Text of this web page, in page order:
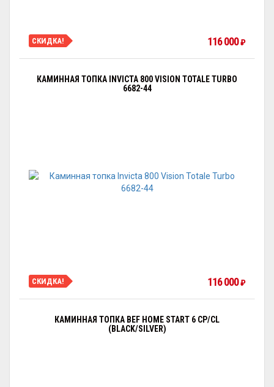
СКИДКА! 116 000₽
КАМИННАЯ ТОПКА INVICTA 800 VISION TOTALE TURBO
6682-44
СКИДКА! 116 000₽
КАМИННАЯ ТОПКА BEF HOME START 6 CP/CL
(BLACK/SILVER)